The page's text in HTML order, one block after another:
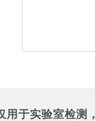
用于实验室检测